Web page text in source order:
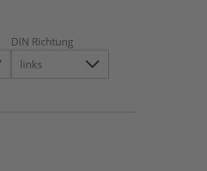
DIN Richtung